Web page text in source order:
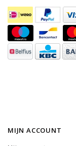
MIJN ACCOUNT